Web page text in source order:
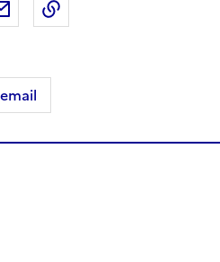
X (anciennement Twitter)
sur LinkedIn
Partager par email